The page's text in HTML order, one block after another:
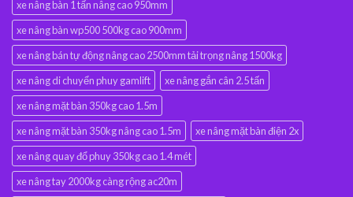
xe nâng bàn 1 tấn nâng cao 950mm
xe nâng bàn wp500 500kg cao 900mm
xe nâng bán tự động nâng cao 2500mm tải trọng nâng 1500kg
xe nâng di chuyển phuy gamlift
xe nâng gắn cân 2.5 tấn
xe nâng mặt bàn 350kg cao 1.5m
xe nâng mặt bàn 350kg nâng cao 1.5m
xe nâng mặt bàn điện 2x
xe nâng quay đổ phuy 350kg cao 1.4 mét
xe nâng tay 2000kg càng rộng ac20m